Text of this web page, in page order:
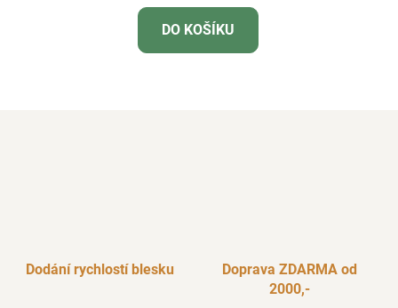
DO KOŠÍKU
Dodání rychlostí blesku
Doprava ZDARMA od
2000,-